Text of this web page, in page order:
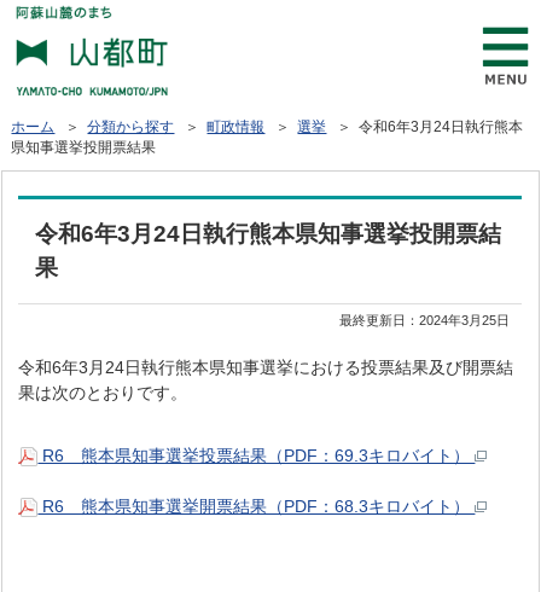
ホーム ＞分類から探す ＞町政情報 ＞選挙 ＞ 令和6年3月24日執行熊本
県知事選挙投開票結果
令和6年3月24日執行熊本県知事選挙投開票結
果
最終更新日：2024年3月25日
令和6年3月24日執行熊本県知事選挙における投票結果及び開票結
果は次のとおりです。
R6 熊本県知事選挙投票結果（PDF：69.3キロバイト）
R6 熊本県知事選挙開票結果（PDF：68.3キロバイト）